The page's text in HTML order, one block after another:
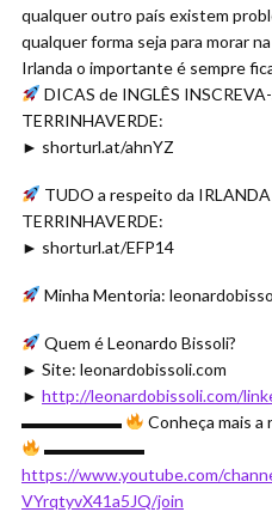
qualquer outro país existem
qualquer forma seja para morar
Irlanda o importante é sempre
DICAS de INGLÊS
TERRINHAVERDE:
► shorturl.at/ahnYZ
TUDO a respeito da IRLANDA
TERRINHAVERDE:
► shorturl.at/EFP14
Minha Mentoria:
Quem é Leonardo Bissoli?
► Site: leonardobissoli.com
► http://leonardobissoli.com/
▬▬▬▬▬▬
Conheça mais
▬▬▬▬▬▬
https://www.youtube.com/
VYrqtyvX41a5JQ/join